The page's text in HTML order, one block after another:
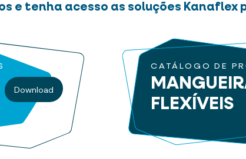
e tenha acesso as soluções Kanaflex
Download
CATÁLOGO DE
FLEXÍVEIS